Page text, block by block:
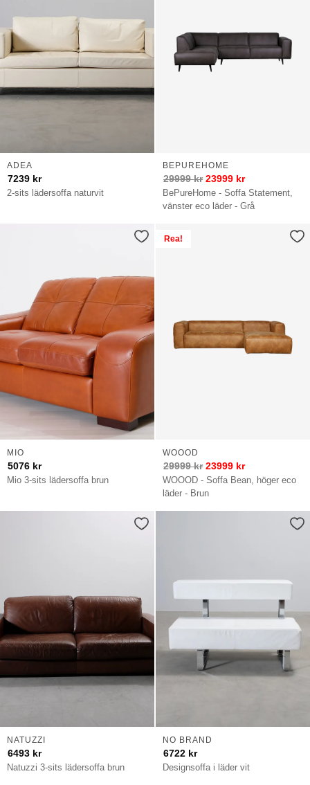
2-sits lädersoffa naturvit
ADEA
7239 kr
BePureHome - Soffa Statement,
vänster eco läder - Grå
BEPUREHOME
29999kr 23999 kr
Mio 3-sits lädersoffa brun
MIO
5076 kr
Rea!
WOOOD - Soffa Bean, höger eco
läder - Brun
WOOOD
29999kr 23999 kr
Natuzzi 3-sits lädersoffa brun
NATUZZI
6493 kr
Designsoffa i läder vit
NO BRAND
6722 kr